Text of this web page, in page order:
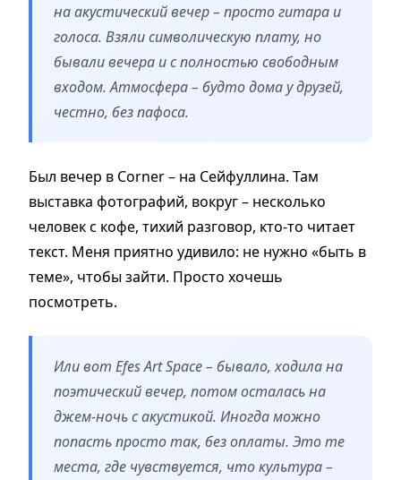
на акустический вечер – просто гитара и
голоса. Взяли символическую плату, но
бывали вечера и с полностью свободным
входом. Атмосфера – будто дома у друзей,
честно, без пафоса.
Был вечер в Corner – на Сейфуллина. Там
выставка фотографий, вокруг – несколько
человек с кофе, тихий разговор, кто-то читает
текст. Меня приятно удивило: не нужно «быть в
теме», чтобы зайти. Просто хочешь
посмотреть.
Или вот Efes Art Space – бывало, ходила на
поэтический вечер, потом осталась на
джем-ночь с акустикой. Иногда можно
попасть просто так, без оплаты. Это те
места, где чувствуется, что культура –